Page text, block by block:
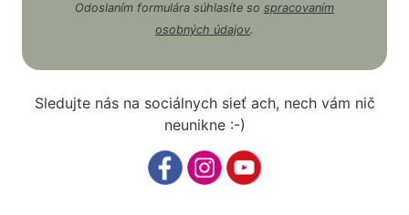
Odoslaním formulára súhlasíte so spracovaním
osobných údajov.
Sledujte nás na sociálnych sieť ach, nech vám nič
neunikne :-)